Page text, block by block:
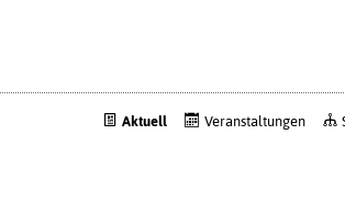
Aktuell Veranstaltungen